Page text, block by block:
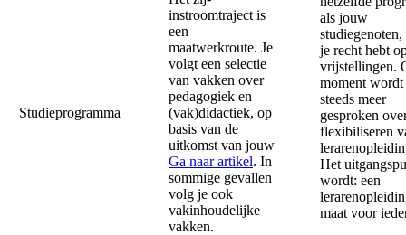
Studieprogramma
instroomtraject is
een
maatwerkroute. Je
volgt een selectie
van vakken over
pedagogiek en
(vak)didactiek, op
basis van de
uitkomst van jouw
Ga naar artikel. In
sommige gevallen
volg je ook
vakinhoudelijke
vakken.
als jouw
je recht hebt
vrijstellingen.
moment wordt
steeds meer
gesproken
flexibiliseren
Het
wordt: een
maat voor